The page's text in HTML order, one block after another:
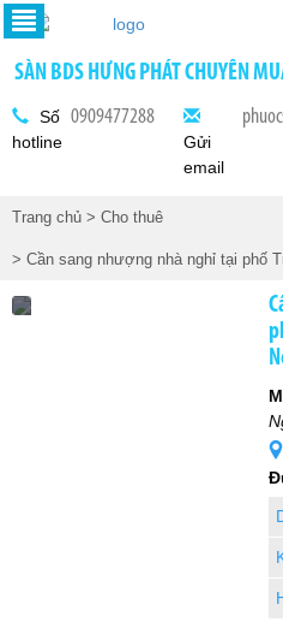
SÀN BDS HƯNG PHÁT CHUYÊN
Số
hotline
0909477288
Gửi
email
Trang chủ > Cho thuê
> Cần sang nhượng nhà nghỉ tại phố